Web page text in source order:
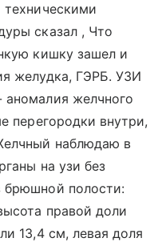
сказал , Что
кишку зашел и
желудка, ГЭРБ. УЗИ
желчного
перегородки внутри,
наблюдаю в
на узи без
брюшной полости:
правой доли
13,4 см, левая доля